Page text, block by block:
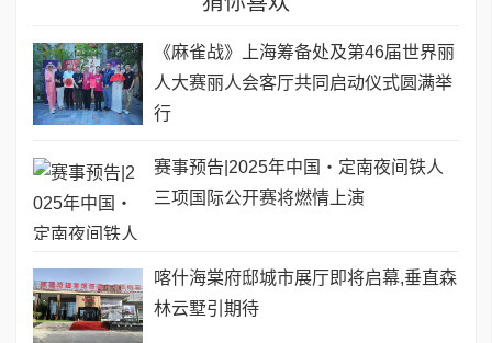
《麻雀战》上海筹备处及第46届世界丽
人大赛丽人会客厅共同启动仪式圆满举
行
赛事预告|2025年中国・定南夜间铁人
三项国际公开赛将燃情上演
喀什海棠府邸城市展厅即将启幕,垂直森
林云墅引期待